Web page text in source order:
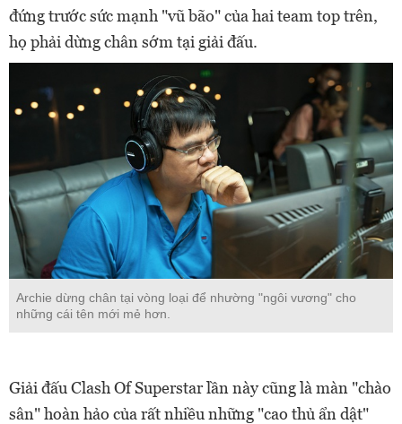
đứng trước sức mạnh "vũ bão" của hai team top trên,
họ phải dừng chân sớm tại giải đấu.
Archie dừng chân tại vòng loại để nhường "ngôi vương" cho
những cái tên mới mẻ hơn.
Giải đấu Clash Of Superstar lần này cũng là màn "chào
sân" hoàn hảo của rất nhiều những "cao thủ ẩn dật"